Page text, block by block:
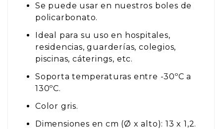
Se puede usar en nuestros boles de
policarbonato.
Ideal para su uso en hospitales,
residencias, guarderías, colegios,
piscinas, cáterings, etc.
Soporta temperaturas entre -30ºC a
130ºC.
Color gris.
Dimensiones en cm (Ø x alto): 13 x 1,2.